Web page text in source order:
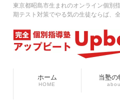
東京都昭島市生まれのオンライン個別
期テスト対策でやる気の生徒ならば、
ホーム
HOME
当塾の